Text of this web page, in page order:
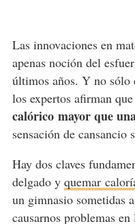
Las innovaciones en
apenas noción del
últimos años. Y no sólo
los expertos afirman
calórico mayor que
sensación de cansancio
Hay dos claves
delgado y quemar
un gimnasio sometidas
causarnos problemas